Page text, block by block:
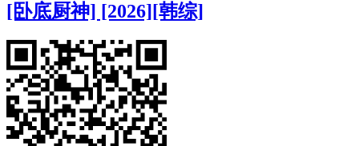
[卧底厨神] [2026][韩综]